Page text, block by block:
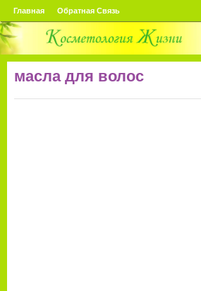
Главная Обратная Связь
масла для волос